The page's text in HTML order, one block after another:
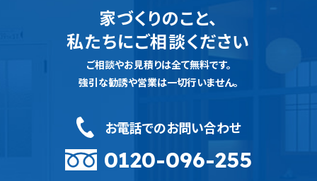
家づくりのこと、
私たちにご相談ください
ご相談やお見積りは全て無料です。
強引な勧誘や営業は一切行いません。
お電話でのお問い合わせ
0120-096-255